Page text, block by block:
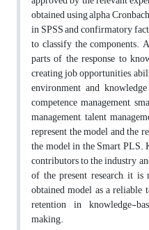
obtained using alpha
in SPSS and confirmatory
to classify the components.
parts of the response to
creating job opportunities,
environment and
competence management,
management, talent
represent the model and the
the model in the Smart PLS.
contributors to the industry
of the present research, it is
obtained model as a
retention in knowledge-
making.